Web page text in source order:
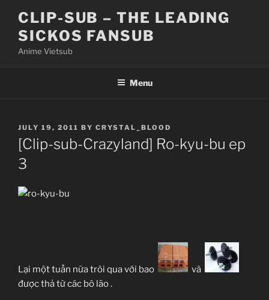
content
CLIP-SUB – THE LEADING
SICKOS FANSUB
Anime Vietsub
Menu
POSTED
ON
JULY 19, 2011 BY CRYSTAL_BLOOD
[Clip-sub-Crazyland] Ro-kyu-bu ep
3
Lại một tuần nữa trôi qua với bao
và
được thả từ các bô lão.